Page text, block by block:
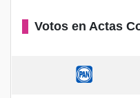
Votos en Actas